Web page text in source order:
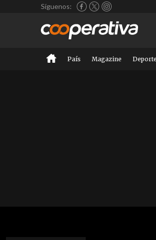
Síguenos:
País Magazine